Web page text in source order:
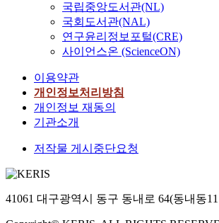
국립중앙도서관(NL)
국회도서관(NAL)
연구윤리정보포털(CRE)
사이언스온 (ScienceON)
이용약관
개인정보처리방침
개인정보 재동의
기관소개
저작물 게시중단요청
41061 대구광역시 동구 동내로 64(동내동